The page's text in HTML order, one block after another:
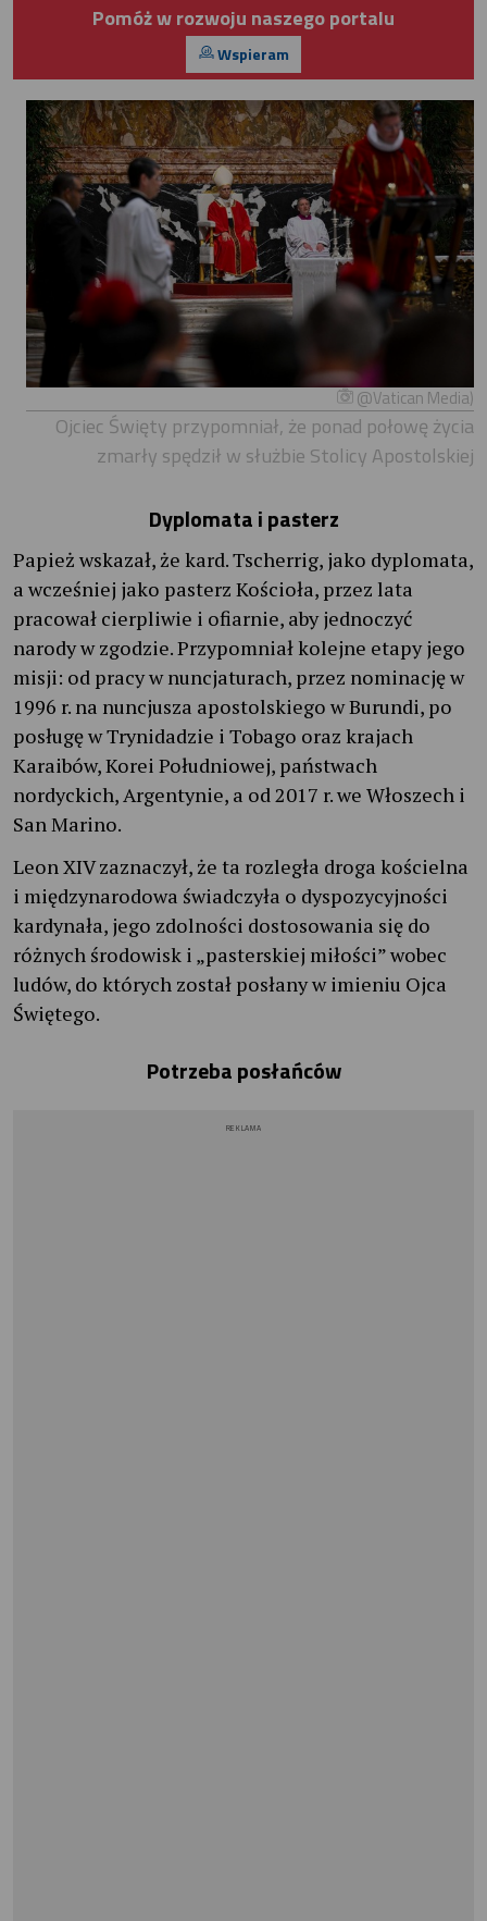
Pomóż w rozwoju naszego portalu
Wspieram
@Vatican Media)
Ojciec Święty przypomniał, że ponad połowę życia
zmarły spędził w służbie Stolicy Apostolskiej
Dyplomata i pasterz
Papież wskazał, że kard. Tscherrig, jako dyplomata,
a wcześniej jako pasterz Kościoła, przez lata
pracował cierpliwie i ofiarnie, aby jednoczyć
narody w zgodzie. Przypomniał kolejne etapy jego
misji: od pracy w nuncjaturach, przez nominację w
1996 r. na nuncjusza apostolskiego w Burundi, po
posługę w Trynidadzie i Tobago oraz krajach
Karaibów, Korei Południowej, państwach
nordyckich, Argentynie, a od 2017 r. we Włoszech i
San Marino.
Leon XIV zaznaczył, że ta rozległa droga kościelna
i międzynarodowa świadczyła o dyspozycyjności
kardynała, jego zdolności dostosowania się do
różnych środowisk i „pasterskiej miłości” wobec
ludów, do których został posłany w imieniu Ojca
Świętego.
Potrzeba posłańców
REKLAMA